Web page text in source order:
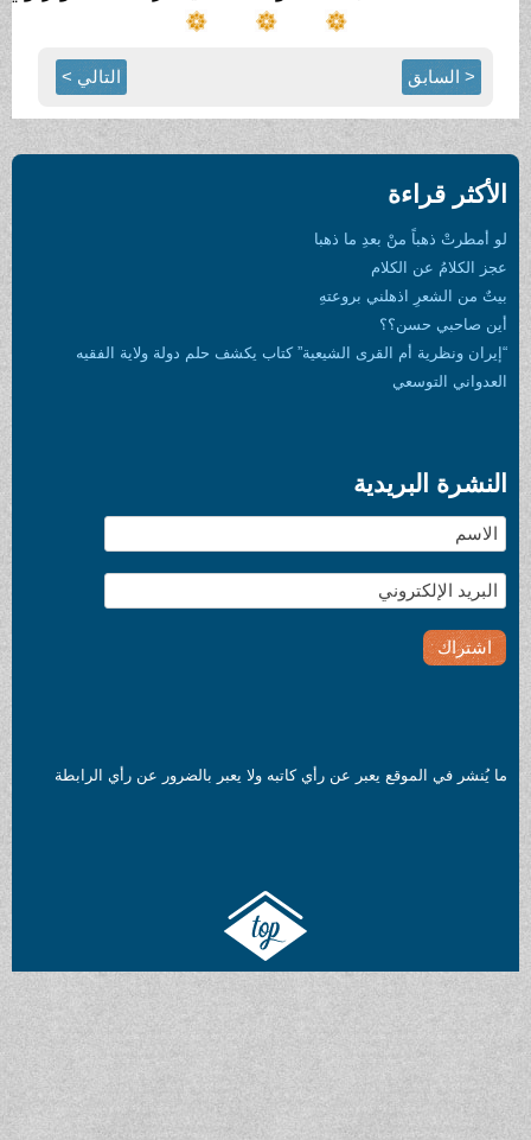
يكشف حلم دولة ولاية الفقيه
يعبر بالضرور عن رأي الرابطة